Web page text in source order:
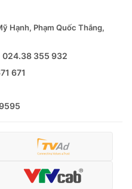
Hạnh, Phạm Quốc Thắng,
355 932
671